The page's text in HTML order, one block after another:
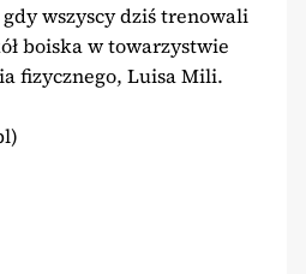
wszyscy dziś trenowali
boiska w towarzystwie
fizycznego, Luisa Mili.